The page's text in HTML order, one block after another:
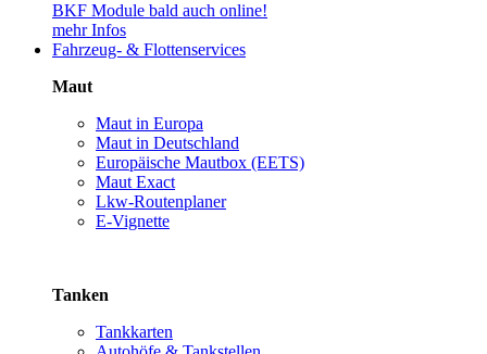
BKF Module bald auch online!
mehr Infos
Fahrzeug- & Flottenservices
Maut
Maut in Europa
Maut in Deutschland
Europäische Mautbox (EETS)
Maut Exact
Lkw-Routenplaner
E-Vignette
Tanken
Tankkarten